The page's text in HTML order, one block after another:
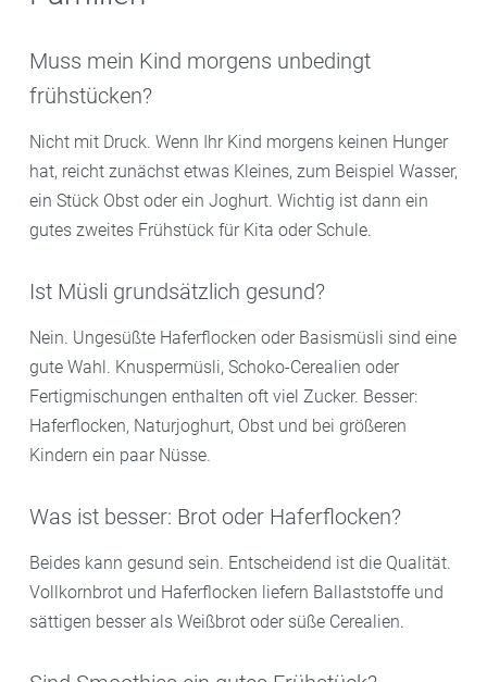
Muss mein Kind morgens unbedingt
frühstücken?
Nicht mit Druck. Wenn Ihr Kind morgens keinen Hunger
hat, reicht zunächst etwas Kleines, zum Beispiel Wasser,
ein Stück Obst oder ein Joghurt. Wichtig ist dann ein
gutes zweites Frühstück für Kita oder Schule.
Ist Müsli grundsätzlich gesund?
Nein. Ungesüßte Haferflocken oder Basismüsli sind eine
gute Wahl. Knuspermüsli, Schoko-Cerealien oder
Fertigmischungen enthalten oft viel Zucker. Besser:
Haferflocken, Naturjoghurt, Obst und bei größeren
Kindern ein paar Nüsse.
Was ist besser: Brot oder Haferflocken?
Beides kann gesund sein. Entscheidend ist die Qualität.
Vollkornbrot und Haferflocken liefern Ballaststoffe und
sättigen besser als Weißbrot oder süße Cerealien.